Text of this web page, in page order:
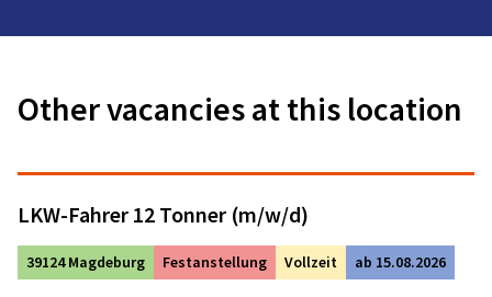
Other vacancies at this location
LKW-Fahrer 12 Tonner (m/w/d)
39124 Magdeburg Festanstellung Vollzeit ab 15.08.2026